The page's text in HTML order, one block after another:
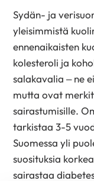
Sydän- ja
yleisimmistä
ennenaikaisten
kolesteroli ja
salakavalia – ne
mutta ovat
sairastumisille.
tarkistaa 3-5
Suomessa yli
suosituksia
sairastaa